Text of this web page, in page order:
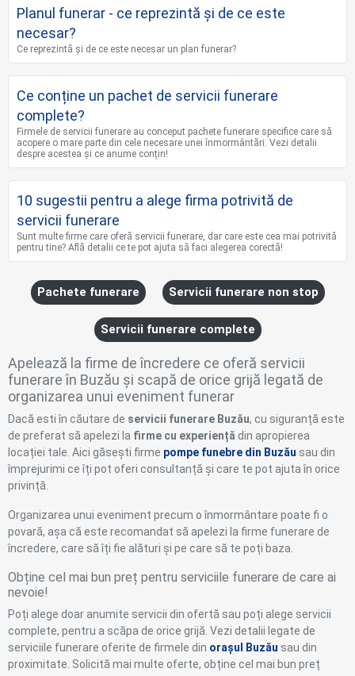
Planul funerar - ce reprezintă și de ce este
necesar?
Ce reprezintă și de ce este necesar un plan funerar?
Ce conține un pachet de servicii funerare
complete?
Firmele de servicii funerare au conceput pachete funerare specifice care să
acopere o mare parte din cele necesare unei înmormântări. Vezi detalii
despre acestea și ce anume conțin!
10 sugestii pentru a alege firma potrivită de
servicii funerare
Sunt multe firme care oferă servicii funerare, dar care este cea mai potrivită
pentru tine? Află detalii ce te pot ajuta să faci alegerea corectă!
Pachete funerare Servicii funerare non stop
Servicii funerare complete
Apelează la firme de încredere ce oferă servicii
funerare în Buzău și scapă de orice grijă legată de
organizarea unui eveniment funerar
Dacă esti în căutare de servicii funerare Buzău, cu siguranță este
de preferat să apelezi la firme cu experiență din apropierea
locației tale. Aici găsești firme pompe funebre din Buzău sau din
împrejurimi ce îți pot oferi consultanță și care te pot ajuta în orice
privință.
Organizarea unui eveniment precum o înmormântare poate fi o
povară, așa că este recomandat să apelezi la firme funerare de
încredere, care să îți fie alături și pe care să te poți baza.
Obține cel mai bun preț pentru serviciile funerare de care ai
nevoie!
Poți alege doar anumite servicii din ofertă sau poți alege servicii
complete, pentru a scăpa de orice grijă. Vezi detalii legate de
serviciile funerare oferite de firmele din orașul Buzău sau din
proximitate. Solicită mai multe oferte, obține cel mai bun preț